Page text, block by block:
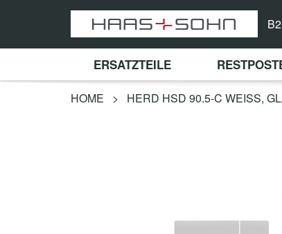
ERSATZTEILE
HOME > HERD HSD 90.5-C WEISS,